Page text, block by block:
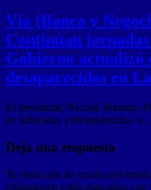
Vía (Banca y
Continúan jornadas
Gobierno actualizó
desaparecidos en
El presidente Nicolás Maduro
de fallecidos y desaparecidos a
Deja una respuesta
Tu dirección de correo
obligatorios están marcados con